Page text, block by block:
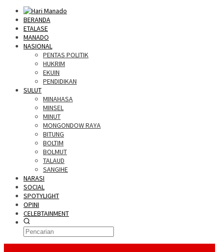
BERANDA
ETALASE
MANADO
NASIONAL
PENTAS POLITIK
HUKRIM
EKUIN
PENDIDIKAN
SULUT
MINAHASA
MINSEL
MINUT
MONGONDOW RAYA
BITUNG
BOLTIM
BOLMUT
TALAUD
SANGIHE
NARASI
SOCIAL
SPOTYLIGHT
OPINI
CELEBTAINMENT